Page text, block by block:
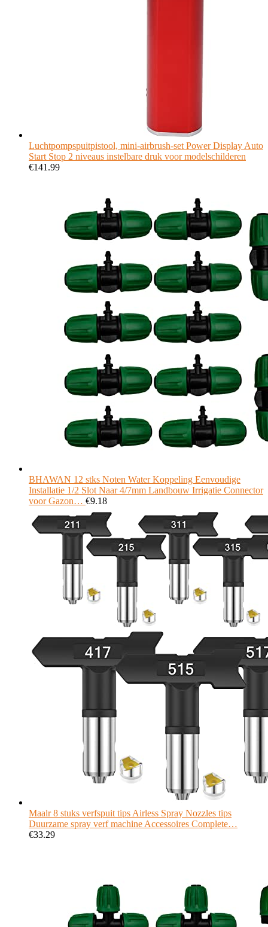
Luchtpompspuitpistool, mini-airbrush-set Power Display Auto
Start Stop 2 niveaus instelbare druk voor modelschilderen
€141.99
BHAWAN 12 stks Noten Water Koppeling Eenvoudige
Installatie 1/2 Slot Naar 4/7mm Landbouw Irrigatie Connector
voor Gazon… €9.18
Maalr 8 stuks verfspuit tips Airless Spray Nozzles tips
Duurzame spray verf machine Accessoires Complete…
€33.29